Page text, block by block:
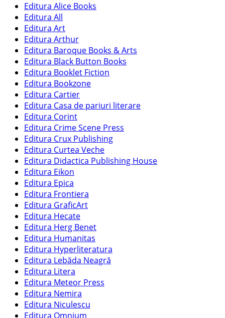
Editura Alice Books
Editura All
Editura Art
Editura Arthur
Editura Baroque Books & Arts
Editura Black Button Books
Editura Booklet Fiction
Editura Bookzone
Editura Cartier
Editura Casa de pariuri literare
Editura Corint
Editura Crime Scene Press
Editura Crux Publishing
Editura Curtea Veche
Editura Didactica Publishing House
Editura Eikon
Editura Epica
Editura Frontiera
Editura GraficArt
Editura Hecate
Editura Herg Benet
Editura Humanitas
Editura Hyperliteratura
Editura Lebăda Neagră
Editura Litera
Editura Meteor Press
Editura Nemira
Editura Niculescu
Editura Omnium